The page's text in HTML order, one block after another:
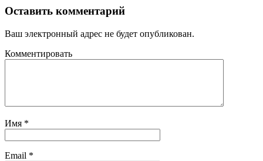
Оставить комментарий
Ваш электронный адрес не будет опубликован.
Комментировать
Имя *
Email *